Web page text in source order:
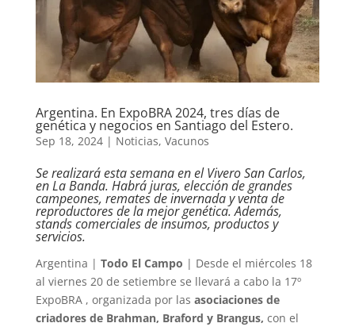
Argentina. En ExpoBRA 2024, tres días de
genética y negocios en Santiago del Estero.
Sep 18, 2024| Noticias, Vacunos
Se realizará esta semana en el Vivero San Carlos,
en La Banda. Habrá juras, elección de grandes
campeones, remates de invernada y venta de
reproductores de la mejor genética. Además,
stands comerciales de insumos, productos y
servicios.
Argentina | Todo El Campo | Desde el miércoles 18
al viernes 20 de setiembre se llevará a cabo la 17º
ExpoBRA , organizada por las asociaciones de
criadores de Brahman, Braford y Brangus, con el